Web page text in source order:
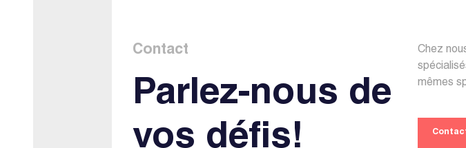
Contact
Parlez-nous de
vos défis!
Chez
mêmes